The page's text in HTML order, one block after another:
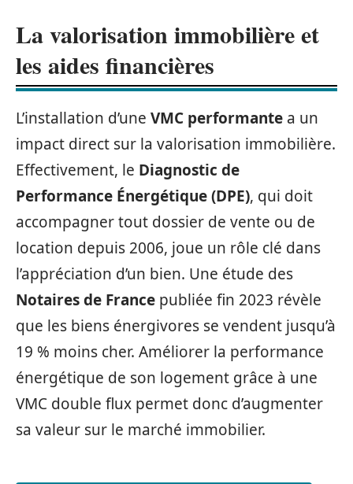
La valorisation immobilière et
les aides financières
L’installation d’une VMC performante a un
impact direct sur la valorisation immobilière.
Effectivement, le Diagnostic de
Performance Énergétique (DPE), qui doit
accompagner tout dossier de vente ou de
location depuis 2006, joue un rôle clé dans
l’appréciation d’un bien. Une étude des
Notaires de France publiée fin 2023 révèle
que les biens énergivores se vendent jusqu’à
19 % moins cher. Améliorer la performance
énergétique de son logement grâce à une
VMC double flux permet donc d’augmenter
sa valeur sur le marché immobilier.